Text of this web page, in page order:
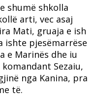
shumë shkolla
arti, vec asaj
Mati, gruaja e ish
ishte pjesëmarrëse
e Marinës dhe iu
Sezaiu,
nga Kanina, pra
të.